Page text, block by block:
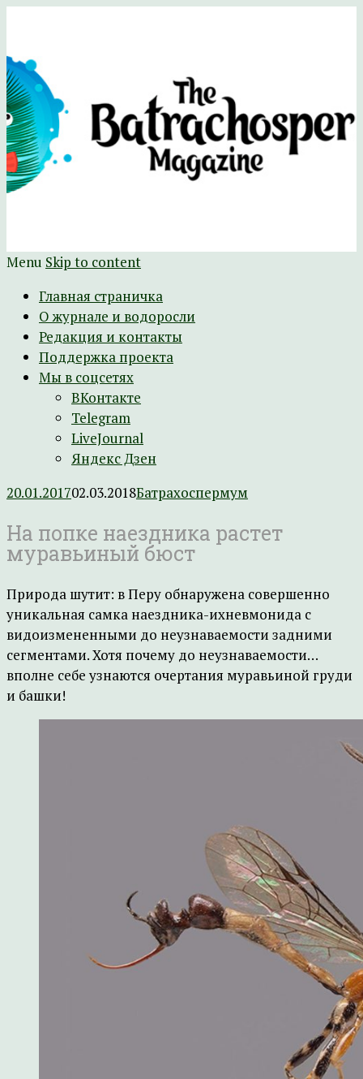
The Batrachospermum Magazine
Батрахоспермум (официальный сайт)
Menu Skip to content
Главная страничка
О журнале и водоросли
Редакция и контакты
Поддержка проекта
Мы в соцсетях
ВКонтакте
Telegram
LiveJournal
Яндекс Дзен
20.01.201702.03.2018Батрахоспермум
На попке наездника растет
муравьиный бюст
Природа шутит: в Перу обнаружена совершенно
уникальная самка наездника-ихневмонида с
видоизмененными до неузнаваемости задними
сегментами. Хотя почему до неузнаваемости…
вполне себе узнаются очертания муравьиной груди
и башки!